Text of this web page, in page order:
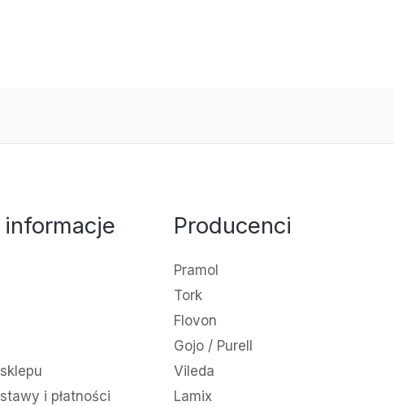
i płatności
Producenci
Pramol
Tork
Flovon
Gojo / Purell
Vileda
Lamix